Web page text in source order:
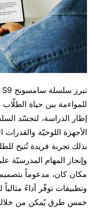
للمواءمة بين حياة الطلّاب
إطار الدراسة، لتجسّد
الأجهزة اللوحيّة والقدرات
بذلك تجربة فريدة تُتيح
وإنجاز المهام المدرسيّة
مكان كان، مدعوماً
وتطبيقات توفّر أداءً